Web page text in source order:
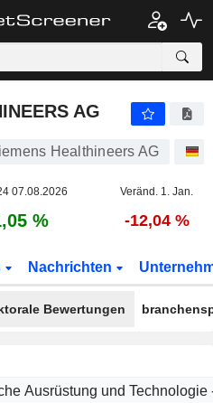
AG
AG
Healthineers AG
07.08.2026 Veränd. 1. Jan.
% -12,04 %
Nachrichten
Bewertungen